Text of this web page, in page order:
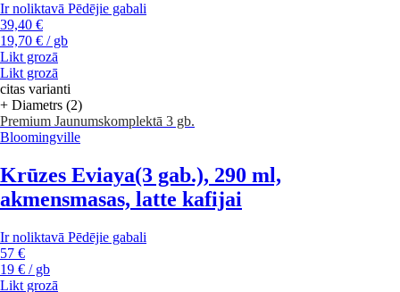
Ir noliktavā Pēdējie gabali
39,40 €
19,70 € / gb
Likt grozā
Likt grozā
citas varianti
+ Diametrs (2)
Premium Jaunumskomplektā 3 gb.
Bloomingville
Krūzes Eviaya(3 gab.), 290 ml,
akmensmasas, latte kafijai
Ir noliktavā Pēdējie gabali
57 €
19 € / gb
Likt grozā